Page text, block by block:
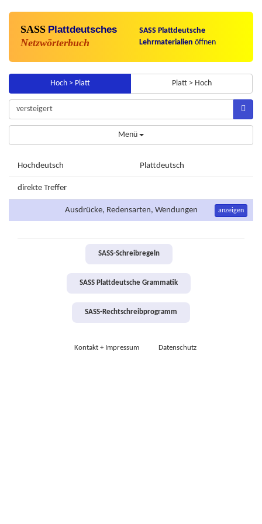
SASS Plattdeutsches
Netzwörterbuch
SASS Plattdeutsche
Lehrmaterialien öffnen
Hoch > Platt Platt > Hoch
Menü
Hochdeutsch Plattdeutsch
direkte Treffer
Ausdrücke, Redensarten, Wendungen anzeigen
SASS-Schreibregeln
SASS Plattdeutsche Grammatik
SASS-Rechtschreibprogramm
Kontakt + Impressum Datenschutz